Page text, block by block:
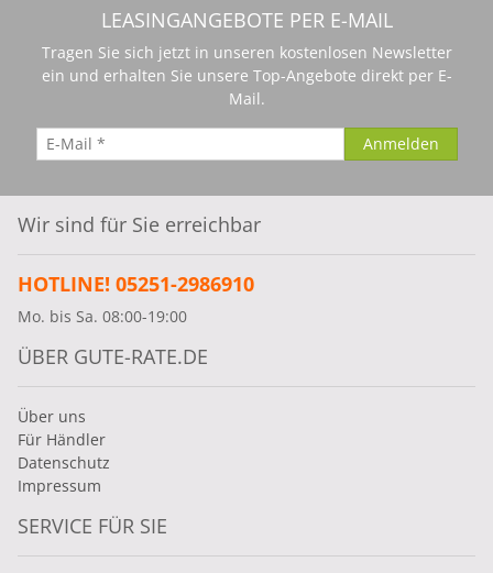
LEASINGANGEBOTE PER E-MAIL
Tragen Sie sich jetzt in unseren kostenlosen Newsletter
ein und erhalten Sie unsere Top-Angebote direkt per E-
Mail.
Wir sind für Sie erreichbar
HOTLINE! 05251-2986910
Mo. bis Sa. 08:00-19:00
ÜBER GUTE-RATE.DE
Über uns
Für Händler
Datenschutz
Impressum
SERVICE FÜR SIE